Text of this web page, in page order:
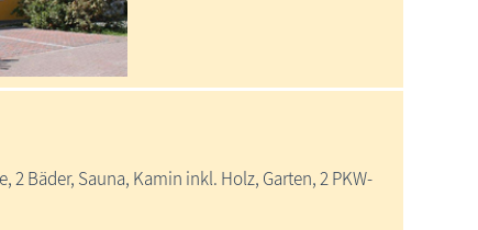
Bäder, Sauna, Kamin inkl. Holz, Garten, 2 PKW-